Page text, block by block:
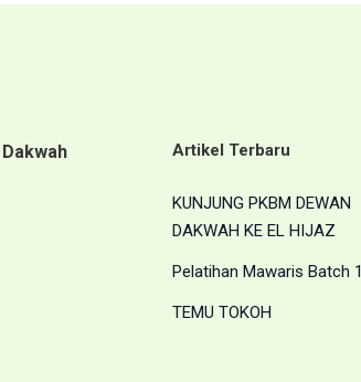
Artikel Terbaru
KUNJUNG PKBM DEWAN
DAKWAH KE EL HIJAZ
Pelatihan Mawaris Batch 1
TEMU TOKOH